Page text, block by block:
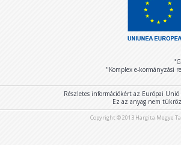
"Komplex e-kormányzási
Részletes információkért az Európai
Ez az anyag nem
Copyright © 2013 Hargita Megye